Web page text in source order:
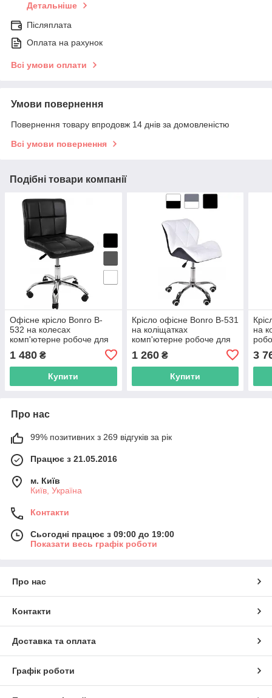
Детальніше
Післяплата
Оплата на рахунок
Всі умови оплати
Умови повернення
Повернення товару впродовж 14 днів за домовленістю
Всі умови повернення
Подібні товари компанії
Офісне крісло Bonro B-
532 на колесах
комп'ютерне робоче для
R_9172
1 480 ₴
Купити
Крісло офісне Bonro B-531
на коліщатках
комп'ютерне робоче для
комп'ютера офісу будинку
R_8065
1 260₴
Купити
на
3
Про нас
99% позитивних з 269 відгуків за рік
Працює з 21.05.2016
м. Київ
Київ, Україна
Контакти
Сьогодні працює з 09:00 до 19:00
Показати весь графік роботи
Про нас
Контакти
Доставка та оплата
Графік роботи